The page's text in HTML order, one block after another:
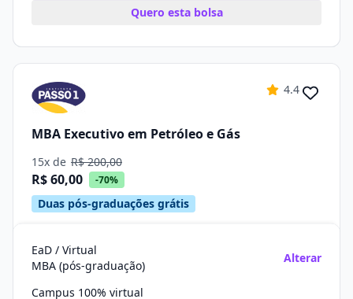
Quero esta bolsa
4.4
MBA Executivo em Petróleo e Gás
15x de R$ 200,00
R$ 60,00 -70%
Duas pós-graduações grátis
EaD / Virtual
MBA (pós-graduação)
Alterar
Campus 100% virtual